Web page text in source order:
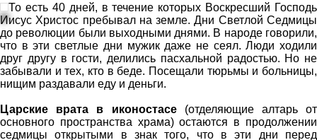
То есть 40 дней, в течение которых Воскресший Господь
Иисус Христос пребывал на земле. Дни Светлой Седмицы
до революции были выходными днями. В народе говорили,
что в эти светлые дни мужик даже не сеял. Люди ходили
друг другу в гости, делились пасхальной радостью. Но не
забывали и тех, кто в беде. Посещали тюрьмы и больницы,
нищим раздавали еду и деньги.
Царские врата в иконостасе(отделяющие алтарь от
основного пространства храма) остаются в продолжении
седмицы открытыми в знак того, что в эти дни перед